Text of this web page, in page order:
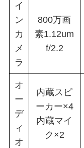
イ
ン
カ
メ
ラ
800万画
素1.12um
f/2.2
オ
ー
デ
ィ
オ
内蔵スピ
ーカー×4
内蔵マイ
ク×2